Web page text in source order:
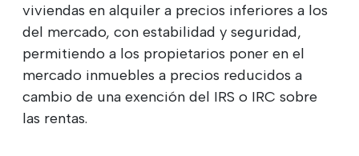
viviendas en alquiler a precios inferiores a los
del mercado, con estabilidad y seguridad,
permitiendo a los propietarios poner en el
mercado inmuebles a precios reducidos a
cambio de una exención del IRS o IRC sobre
las rentas.